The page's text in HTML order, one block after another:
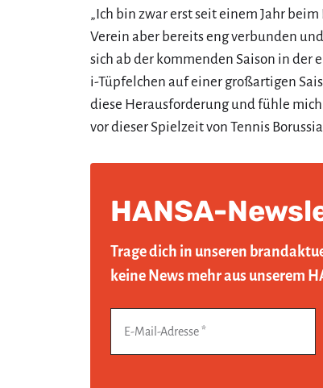
„Ich bin zwar erst seit einem Jahr beim
Verein aber bereits eng verbunden
sich ab der kommenden Saison in der
i-Tüpfelchen auf einer großartigen
diese Herausforderung und fühle mich
vor dieser Spielzeit von Tennis
HANSA-
Trage dich in unseren
keine News mehr aus unserem